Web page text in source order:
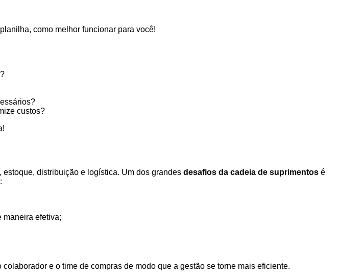
como melhor funcionar para você!
custos?
distribuição e logística. Um dos grandes desafios da cadeia de suprimentos é
maneira efetiva;
e o time de compras de modo que a gestão se torne mais eficiente.